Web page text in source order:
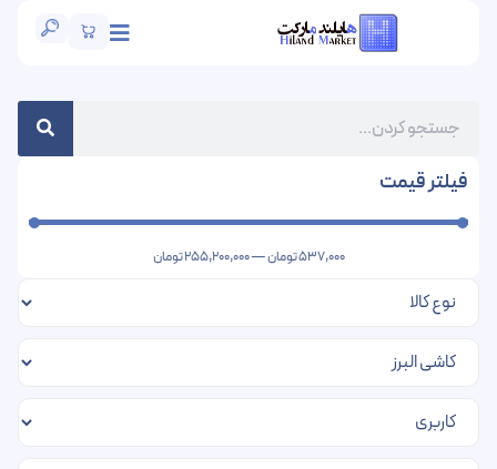
فیلتر قیمت
537,000تومان—
255,200,000تومان